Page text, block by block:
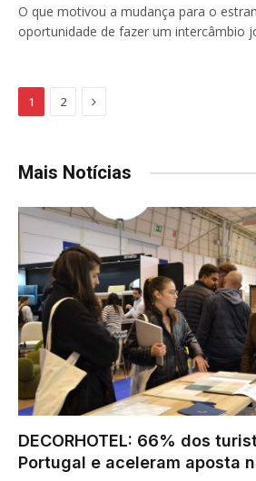
O que motivou a mudança para o
oportunidade de fazer um intercâmbio
1 2 Next
Mais Notícias
DECORHOTEL: 66% dos
Portugal e aceleram aposta